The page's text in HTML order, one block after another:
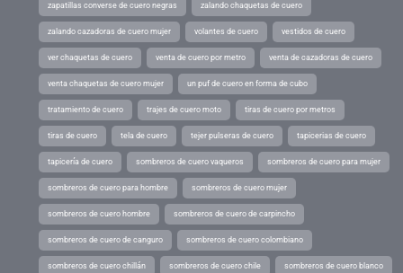
zapatillas converse de cuero negras zalando chaquetas de cuero
zalando cazadoras de cuero mujer volantes de cuero vestidos de cuero
ver chaquetas de cuero venta de cuero por metro venta de cazadoras de cuero
venta chaquetas de cuero mujer un puf de cuero en forma de cubo
tratamiento de cuero trajes de cuero moto tiras de cuero por metros
tiras de cuero tela de cuero tejer pulseras de cuero tapicerias de cuero
tapicería de cuero sombreros de cuero vaqueros sombreros de cuero para mujer
sombreros de cuero para hombre sombreros de cuero mujer
sombreros de cuero hombre sombreros de cuero de carpincho
sombreros de cuero de canguro sombreros de cuero colombiano
sombreros de cuero chillán sombreros de cuero chile sombreros de cuero blanco